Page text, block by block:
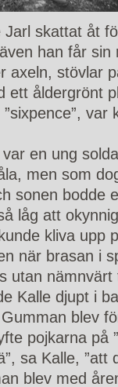
Jarl skattat åt
han får sin
axeln, stövlar
ett åldergrönt
”sixpence”,
en ung
men som
sonen bodde
låg att
kliva upp
när brasan i
utan
Kalle djupt i
Gumman blev
pojkarna på
sa Kalle, ”att
blev med